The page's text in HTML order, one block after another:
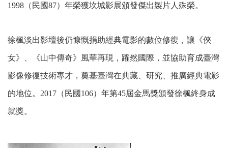
1998（民國87）年榮獲坎城影展頒發傑出製片人殊榮。
徐楓淡出影壇後仍慷慨捐助經典電影的數位修復，讓《俠
女》、《山中傳奇》風華再現，躍然國際，並協助育成臺灣
影像修復技術專才，奠基臺灣在典藏、研究、推廣經典電影
的地位。2017（民國106）年第45屆金馬獎頒發徐楓終身成
就獎。